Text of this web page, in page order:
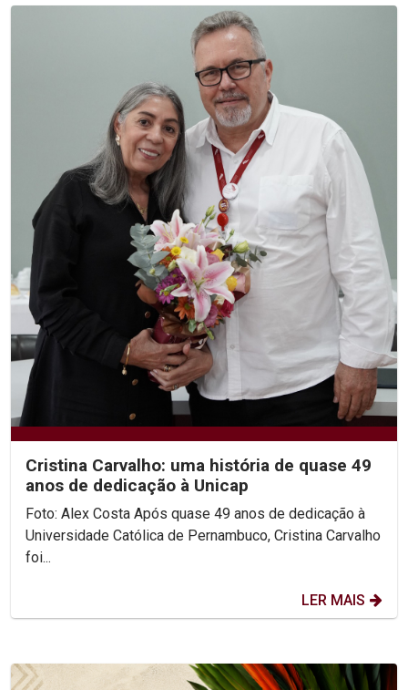
Cristina Carvalho: uma história de quase 49
anos de dedicação à Unicap
Foto: Alex Costa Após quase 49 anos de dedicação à
Universidade Católica de Pernambuco, Cristina Carvalho
foi...
LER MAIS